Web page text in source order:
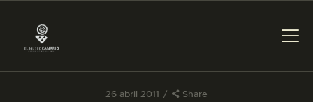
26 abril 2011 Share